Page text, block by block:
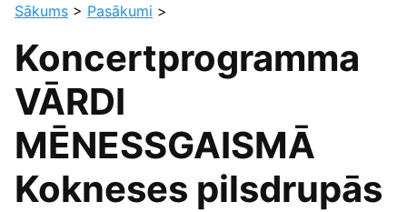
Sākums > Pasākumi >
Koncertprogramma
VĀRDI
MĒNESSGAISMĀ
Kokneses pilsdrupās